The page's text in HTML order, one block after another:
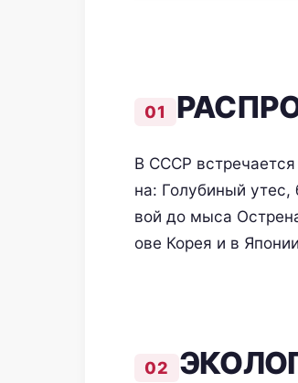
В СССР
на: Голубиный
вой до мыса
ове Корея и в